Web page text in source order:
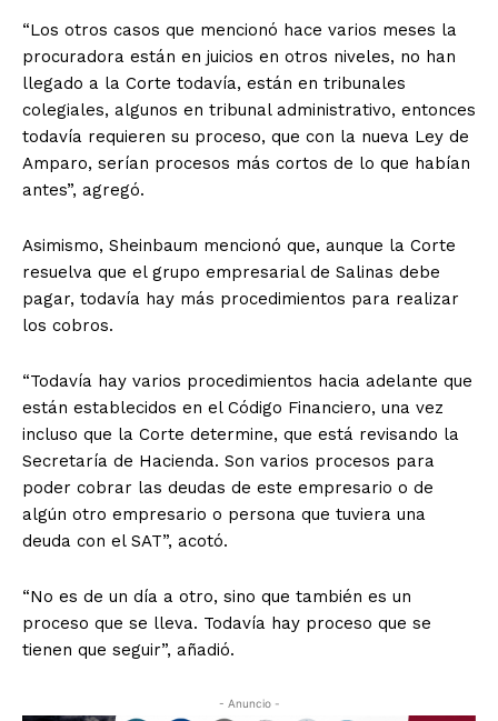
“Los otros casos que mencionó hace varios meses la
procuradora están en juicios en otros niveles, no han
llegado a la Corte todavía, están en tribunales
colegiales, algunos en tribunal administrativo, entonces
todavía requieren su proceso, que con la nueva Ley de
Amparo, serían procesos más cortos de lo que habían
antes”, agregó.
Asimismo, Sheinbaum mencionó que, aunque la Corte
resuelva que el grupo empresarial de Salinas debe
pagar, todavía hay más procedimientos para realizar
los cobros.
“Todavía hay varios procedimientos hacia adelante que
están establecidos en el Código Financiero, una vez
incluso que la Corte determine, que está revisando la
Secretaría de Hacienda. Son varios procesos para
poder cobrar las deudas de este empresario o de
algún otro empresario o persona que tuviera una
deuda con el SAT”, acotó.
“No es de un día a otro, sino que también es un
proceso que se lleva. Todavía hay proceso que se
tienen que seguir”, añadió.
- Anuncio -